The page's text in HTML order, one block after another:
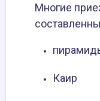
Многие
Каир